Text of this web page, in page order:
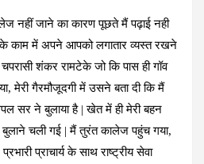
नहीं जाने का कारण पूछते मैं पढ़ाई नही
के काम में अपने आपको लगातार व्यस्त रखने
शंकर रामटेके जो कि पास ही गॉव
मेरी गैरमौजूदगी में उसने बता दी कि मैं
सर ने बुलाया है | खेत में ही मेरी बहन
बुलाने चली गई | मैं तुरंत कालेज पहुंच गया,
प्राचार्य के साथ राष्ट्रीय सेवा